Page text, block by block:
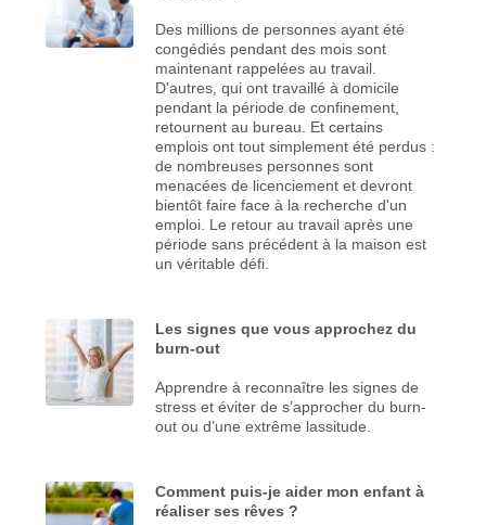
Des millions de personnes ayant été
congédiés pendant des mois sont
maintenant rappelées au travail.
D'autres, qui ont travaillé à domicile
pendant la période de confinement,
retournent au bureau. Et certains
emplois ont tout simplement été perdus :
de nombreuses personnes sont
menacées de licenciement et devront
bientôt faire face à la recherche d'un
emploi. Le retour au travail après une
période sans précédent à la maison est
un véritable défi.
Les signes que vous approchez du
burn-out
Apprendre à reconnaître les signes de
stress et éviter de s’approcher du burn-
out ou d’une extrême lassitude.
Comment puis-je aider mon enfant à
réaliser ses rêves ?